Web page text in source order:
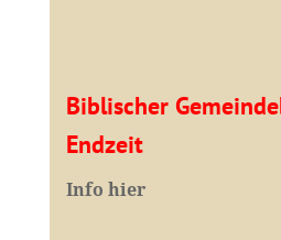
Biblischer
Endzeit
Info hier